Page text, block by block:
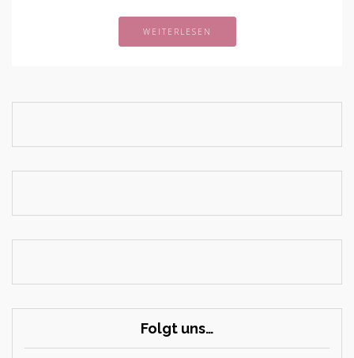
WEITERLESEN
Folgt uns…